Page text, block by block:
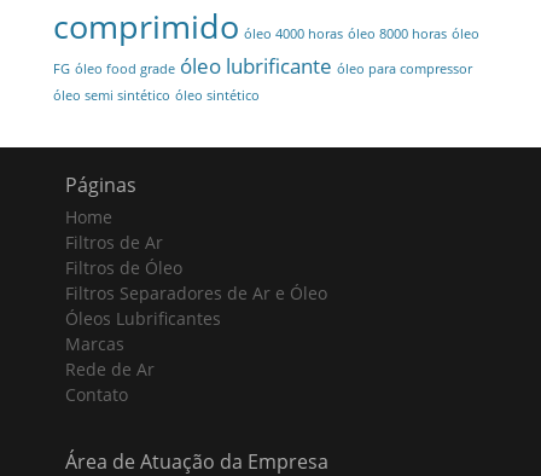
comprimido óleo 4000 horas óleo 8000 horas óleo
FG óleo food grade óleo lubrificante óleo para compressor
óleo semi sintético óleo sintético
Páginas
Home
Filtros de Ar
Filtros de Óleo
Filtros Separadores de Ar e Óleo
Óleos Lubrificantes
Marcas
Rede de Ar
Contato
Área de Atuação da Empresa